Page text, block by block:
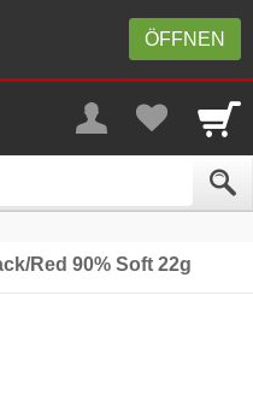
ÖFFNEN
Red 90% Soft 22g